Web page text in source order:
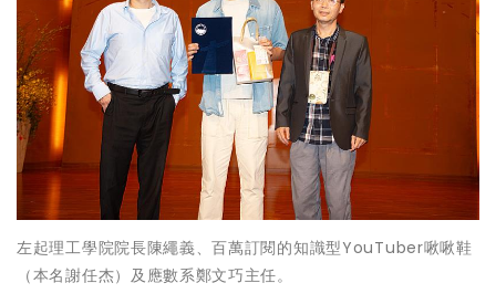
左起理工學院院長陳繩義、百萬訂閱的知識型YouTuber啾啾鞋
（本名謝任杰）及應數系鄭文巧主任。